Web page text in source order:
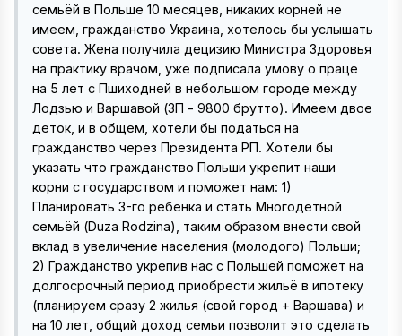
семьёй в Польше 10 месяцев, никаких корней не
имеем, гражданство Украина, хотелось бы услышать
совета. Жена получила децизию Министра Здоровья
на практику врачом, уже подписала умову о праце
на 5 лет с Пшиходней в небольшом городе между
Лодзью и Варшавой (ЗП - 9800 брутто). Имеем двое
деток, и в общем, хотели бы податься на
гражданство через Президента РП. Хотели бы
указать что гражданство Польши укрепит наши
корни с государством и поможет нам: 1)
Планировать 3-го ребенка и стать Многодетной
семьёй (Duza Rodzina), таким образом внести свой
вклад в увеличение населения (молодого) Польши;
2) Гражданство укрепив нас с Польшей поможет на
долгосрочный период приобрести жильё в ипотеку
(планируем сразу 2 жилья (свой город + Варшава) и
на 10 лет, общий доход семьи позволит это сделать